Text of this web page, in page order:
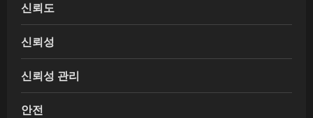
신뢰도
신뢰성
신뢰성 관리
안전